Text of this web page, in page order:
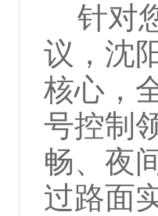
针对
议，沈
核心，
号控制
畅、夜
过路面